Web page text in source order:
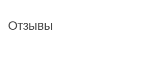
Отзывы